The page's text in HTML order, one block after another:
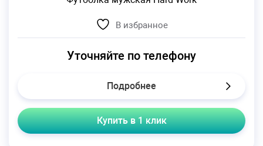
В избранное
Уточняйте по телефону
Подробнее
Купить в 1 клик